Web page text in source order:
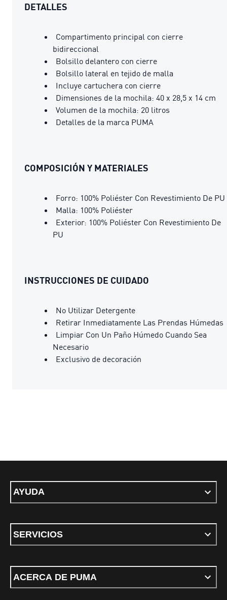
DETALLES
Compartimento principal con cierre
bidireccional
Bolsillo delantero con cierre
Bolsillo lateral en tejido de malla
Incluye cartuchera con cierre
Dimensiones de la mochila: 40 x 28,5 x 14 cm
Volumen de la mochila: 20 litros
Detalles de la marca PUMA
COMPOSICIÓN Y MATERIALES
Forro: 100% Poliéster Con Revestimiento De PU
Malla: 100% Poliéster
Exterior: 100% Poliéster Con Revestimiento De
PU
INSTRUCCIONES DE CUIDADO
No Utilizar Detergente
Retirar Inmediatamente Las Prendas Húmedas
Limpiar Con Un Paño Húmedo Cuando Sea
Necesario
Exclusivo de decoración
AYUDA
SERVICIOS
ACERCA DE PUMA